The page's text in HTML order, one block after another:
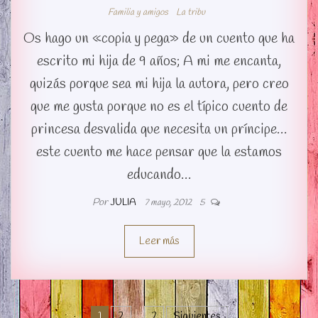
Familia y amigos La tribu
Os hago un «copia y pega» de un cuento que ha
escrito mi hija de 9 años; A mi me encanta,
quizás porque sea mi hija la autora, pero creo
que me gusta porque no es el típico cuento de
princesa desvalida que necesita un príncipe…
este cuento me hace pensar que la estamos
educando…
PorJULIA 7 mayo, 2012 5
Leer más